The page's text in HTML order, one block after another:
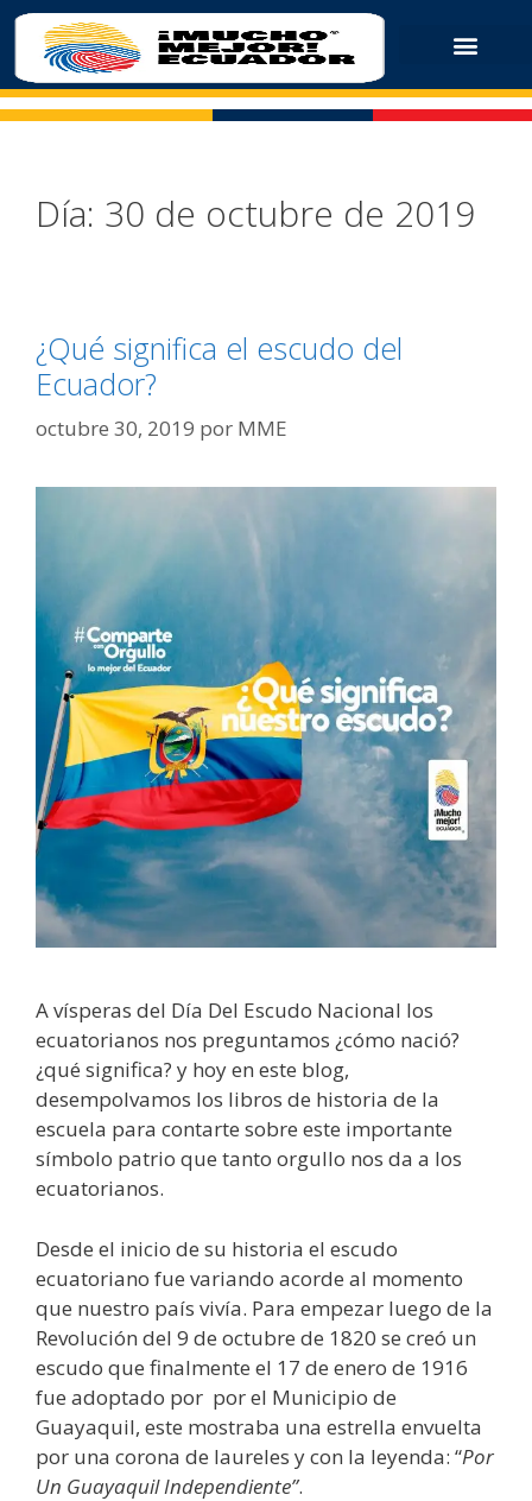
Día: 30 de octubre de 2019
¿Qué significa el escudo del
Ecuador?
octubre 30, 2019 por MME
A vísperas del Día Del Escudo Nacional los
ecuatorianos nos preguntamos ¿cómo nació?
¿qué significa? y hoy en este blog,
desempolvamos los libros de historia de la
escuela para contarte sobre este importante
símbolo patrio que tanto orgullo nos da a los
ecuatorianos.
Desde el inicio de su historia el escudo
ecuatoriano fue variando acorde al momento
que nuestro país vivía. Para empezar luego de la
Revolución del 9 de octubre de 1820 se creó un
escudo que finalmente el 17 de enero de 1916
fue adoptado por por el Municipio de
Guayaquil, este mostraba una estrella envuelta
por una corona de laureles y con la leyenda: “Por
Un Guayaquil Independiente”.